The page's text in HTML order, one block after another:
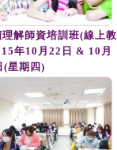
理解師資培訓班(線上教
年10月22日 & 10月
(星期四)